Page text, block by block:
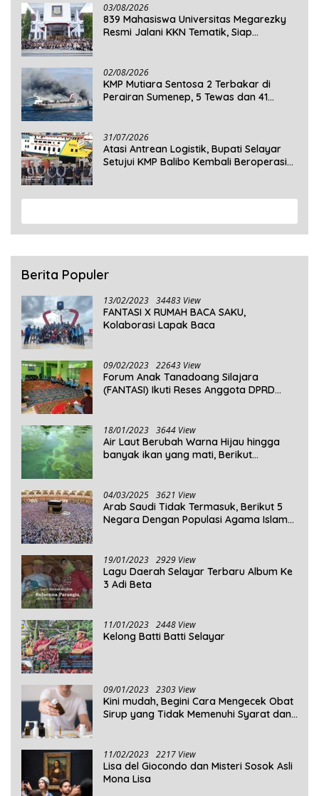
03/08/2026
839 Mahasiswa Universitas Megarezky
Resmi Jalani KKN Tematik, Siap
02/08/2026
KMP Mutiara Sentosa 2 Terbakar di
Perairan Sumenep, 5 Tewas dan 41
31/07/2026
Atasi Antrean Logistik, Bupati Selayar
Setujui KMP Balibo Kembali Beroperasi
Berita Populer
13/02/2023 34483 View
FANTASI X RUMAH BACA SAKU,
Kolaborasi Lapak Baca
09/02/2023 22643 View
Forum Anak Tanadoang Silajara
(FANTASI) Ikuti Reses Anggota DPRD
18/01/2023 3644 View
Air Laut Berubah Warna Hijau hingga
banyak ikan yang mati, Berikut
04/03/2025 3621 View
Arab Saudi Tidak Termasuk, Berikut 5
Negara Dengan Populasi Agama Islam
19/01/2023 2929 View
Lagu Daerah Selayar Terbaru Album Ke
3 Adi Beta
11/01/2023 2448 View
Kelong Batti Batti Selayar
09/01/2023 2303 View
Kini mudah, Begini Cara Mengecek Obat
Sirup yang Tidak Memenuhi Syarat dan
11/02/2023 2217 View
Lisa del Giocondo dan Misteri Sosok Asli
Mona Lisa